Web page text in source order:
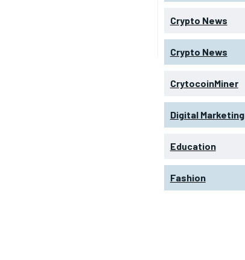
Crypto News
Crypto News
CrytocoinMiner
Digital Marketing
Education
Fashion